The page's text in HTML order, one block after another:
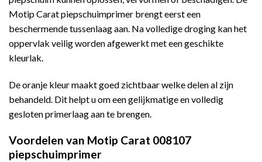
Motip Carat piepschuimprimer brengt eerst een
beschermende tussenlaag aan. Na volledige droging kan het
oppervlak veilig worden afgewerkt met een geschikte
kleurlak.
De oranje kleur maakt goed zichtbaar welke delen al zijn
behandeld. Dit helpt u om een gelijkmatige en volledig
gesloten primerlaag aan te brengen.
Voordelen van Motip Carat 008107
piepschuimprimer